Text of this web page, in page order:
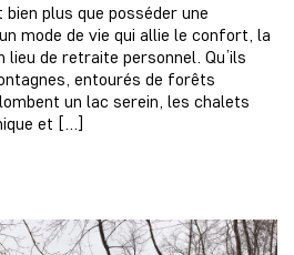
plus que posséder une
mode de vie qui allie le confort, la
lieu de retraite personnel. Qu’ils
entourés de forêts
un lac serein, les chalets
et […]